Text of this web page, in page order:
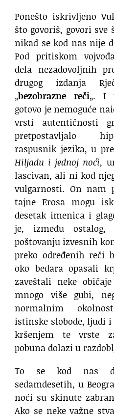
Ponešto iskrivljeno
što govoriš, govori
nikad se kod nas nije
Pod pritiskom
dela nezadovoljnih
drugog izdanja
„bezobrazne reči„. I
gotovo je nemoguće
vrsti autentičnosti
pretpostavljalo
raspusnik jezika, u
Hiljadu i jednoj noći,
lascivan, ali ni kod
vulgarnosti. On nam
tajne Erosa mogu
desetak imenica i
je, između ostalog,
poštovanju izvesnih
preko određenih reči
oko bedara opasali
zaveštali neke
mnogo više gubi,
normalnim
istinske slobode, ljudi i
kršenjem te vrste
pobuna dolazi u
To se kod nas
sedamdesetih, u
noći su skinute
Ako se neke važne